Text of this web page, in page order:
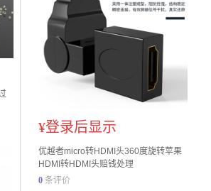
¥登录后显示
优越者micro转HDMI头360度旋转苹果
HDMI转HDMI头赔钱处理
0 条评价